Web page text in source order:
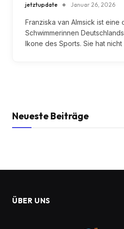
jetztupdate Januar 26, 2026
Franziska van Almsick ist eine
Schwimmerinnen
Ikone des Sports. Sie hat nicht
Neueste Beiträge
ÜBER UNS